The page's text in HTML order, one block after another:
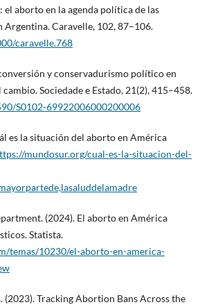
el aborto en la agenda política de las
Argentina. Caravelle, 102, 87–106.
caravelle.768
y conservadurismo político en
Sociedade e Estado, 21(2), 415–458.
S0102-69922006000200006
es la situación del aborto en América
mundosur.org/cual-es-la-situacion-del-
(2024). El aborto en América
Statista.
temas/10230/el-aborto-en-america-
(2023). Tracking Abortion Bans Across the